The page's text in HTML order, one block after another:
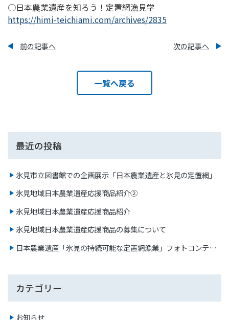
○日本農業遺産を知ろう！定置網漁見学
https://himi-teichiami.com/archives/2835
前の記事へ 次の記事へ
一覧へ戻る
最近の投稿
氷見市立図書館での企画展示「日本農業遺産と氷見の定置網」
氷見地域日本農業遺産応援商品紹介②
氷見地域日本農業遺産応援商品紹介
氷見地域日本農業遺産応援商品の募集について
日本農業遺産「氷見の持続可能な定置網漁業」フォトコンテス
カテゴリー
お知らせ